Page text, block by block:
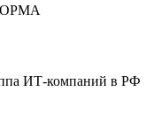
ИТ-компаний в РФ